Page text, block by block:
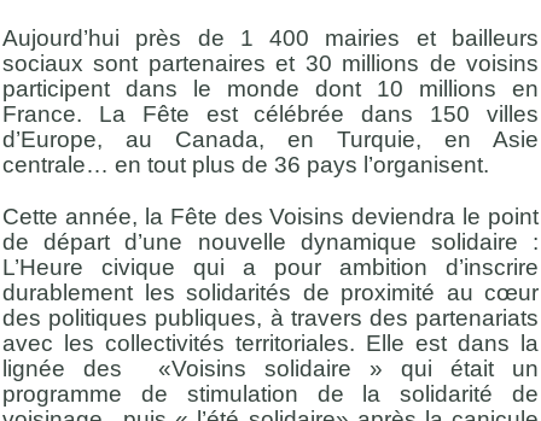
Aujourd’hui près de 1 400 mairies et bailleurs
sociaux sont partenaires et 30 millions de voisins
participent dans le monde dont 10 millions en
France. La Fête est célébrée dans 150 villes
d’Europe, au Canada, en Turquie, en Asie
centrale… en tout plus de 36 pays l’organisent.
Cette année, la Fête des Voisins deviendra le point
de départ d’une nouvelle dynamique solidaire :
L’Heure civique qui a pour ambition d’inscrire
durablement les solidarités de proximité au cœur
des politiques publiques, à travers des partenariats
avec les collectivités territoriales. Elle est dans la
lignée des «Voisins solidaire » qui était un
programme de stimulation de la solidarité de